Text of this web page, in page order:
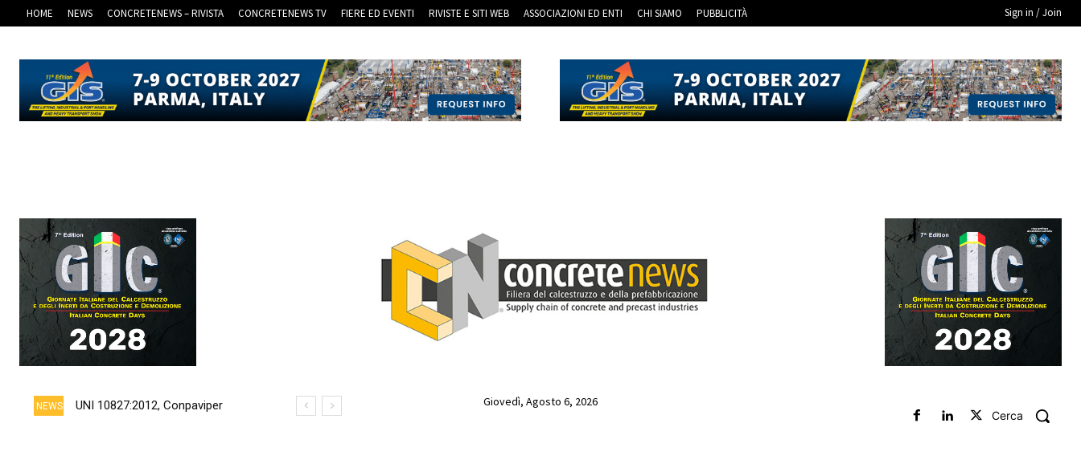
HOME NEWS CONCRETENEWS – RIVISTA CONCRETENEWS TV FIERE ED EVENTI RIVISTE E SITI WEB ASSOCIAZIONI ED ENTI CHI SIAMO PUBBLICITÀ Sign in / Join
NEWS
UNI 10827:2012, Conpaviper
Giovedì, Agosto 6, 2026
Cerca